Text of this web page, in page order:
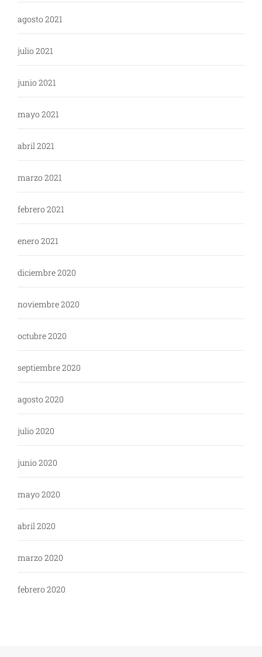
agosto 2021
julio 2021
junio 2021
mayo 2021
abril 2021
marzo 2021
febrero 2021
enero 2021
diciembre 2020
noviembre 2020
octubre 2020
septiembre 2020
agosto 2020
julio 2020
junio 2020
mayo 2020
abril 2020
marzo 2020
febrero 2020